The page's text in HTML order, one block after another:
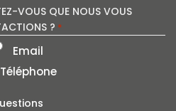
VOUS QUE NOUS VOUS
? *
Email
Téléphone